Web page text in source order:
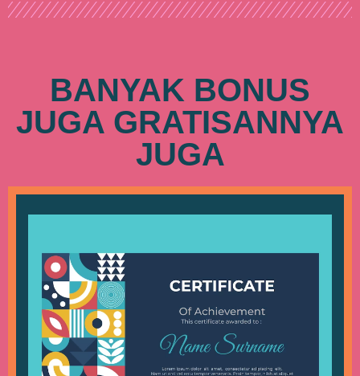
BANYAK BONUS
JUGA GRATISANNYA
JUGA